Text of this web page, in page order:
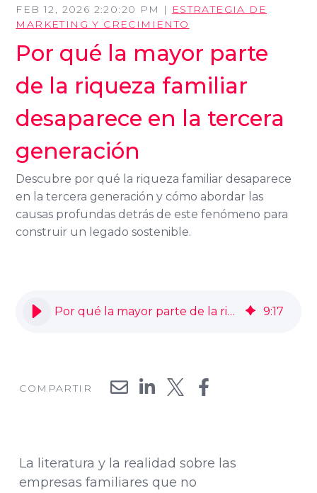
FEB 12, 2026 2:20:20 PM |
ESTRATEGIA DE
MARKETING Y CRECIMIENTO
Por qué la mayor parte
de la riqueza familiar
desaparece en la tercera
generación
Descubre por qué la riqueza familiar desaparece
en la tercera generación y cómo abordar las
causas profundas detrás de este fenómeno para
construir un legado sostenible.
Por qué la mayor parte de la riqueza familiar desaparece en la tercera generación 9:17
COMPARTIR
La literatura y la realidad sobre las
empresas familiares que no